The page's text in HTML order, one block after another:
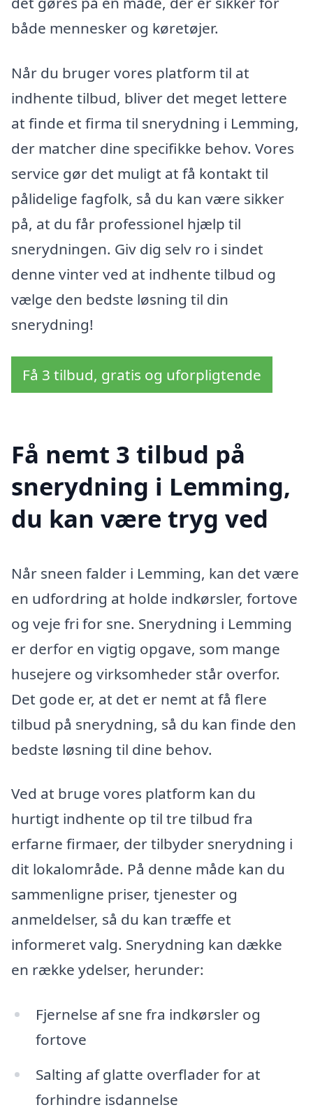
både mennesker og køretøjer.
Når du bruger vores platform til at
indhente tilbud, bliver det meget lettere
at finde et firma til snerydning i Lemming,
der matcher dine specifikke behov. Vores
service gør det muligt at få kontakt til
pålidelige fagfolk, så du kan være sikker
på, at du får professionel hjælp til
snerydningen. Giv dig selv ro i sindet
denne vinter ved at indhente tilbud og
vælge den bedste løsning til din
snerydning!
Få 3 tilbud, gratis og uforpligtende
Få nemt 3 tilbud på
snerydning i Lemming,
du kan være tryg ved
Når sneen falder i Lemming, kan det være
en udfordring at holde indkørsler, fortove
og veje fri for sne. Snerydning i Lemming
er derfor en vigtig opgave, som mange
husejere og virksomheder står overfor.
Det gode er, at det er nemt at få flere
tilbud på snerydning, så du kan finde den
bedste løsning til dine behov.
Ved at bruge vores platform kan du
hurtigt indhente op til tre tilbud fra
erfarne firmaer, der tilbyder snerydning i
dit lokalområde. På denne måde kan du
sammenligne priser, tjenester og
anmeldelser, så du kan træffe et
informeret valg. Snerydning kan dække
en række ydelser, herunder:
Fjernelse af sne fra indkørsler og
fortove
Salting af glatte overflader for at
forhindre isdannelse